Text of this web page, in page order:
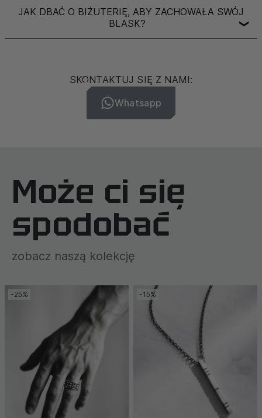
JAK DBAĆ O BIŻUTERIĘ, ABY ZACHOWAŁA SWÓJ
BLASK?
❯
SKONTAKTUJ SIĘ Z NAMI:
Whatsapp
Może ci się
spodobać
zobacz naszą kolekcję
-25% -15%